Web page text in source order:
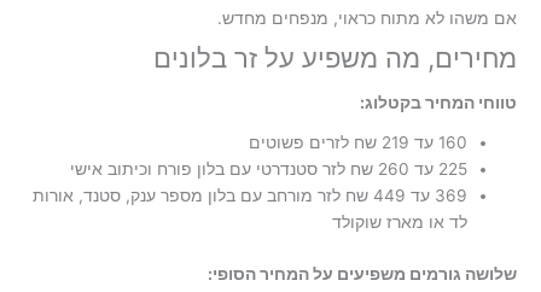
אם משהו לא מתוח כראוי, מנפחים מחדש.
מחירים, מה משפיע על זר בלונים
טווחי המחיר בקטלוג:
160 עד 219 שח לזרים פשוטים
225 עד 260 שח לזר סטנדרטי עם בלון פורח וכיתוב אישי
369 עד 449 שח לזר מורחב עם בלון מספר ענק, סטנד, אורות
לד או מארז שוקולד
שלושה גורמים משפיעים על המחיר הסופי: